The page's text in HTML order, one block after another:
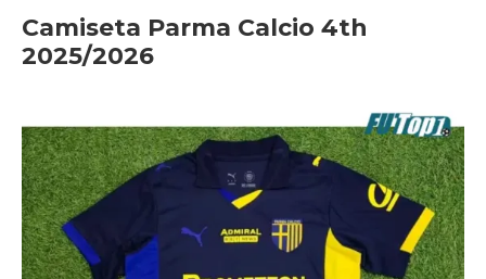
Camiseta Parma Calcio 4th
2025/2026